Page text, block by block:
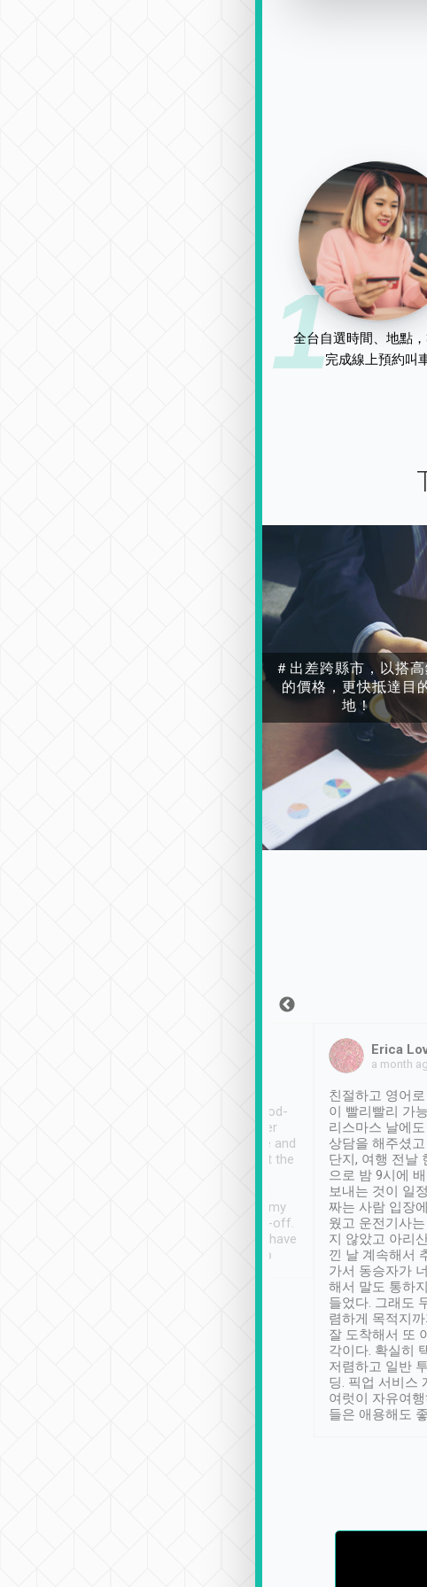
1
全台自選時間、地點
完成線上預約叫
＃出差跨縣市，以搭
的價格，更快抵達目
地！
service, vehicles in good-
condition and the driver
service was awesome and
thoughtful. Driver went the
have safely arrived at my
destination after drop-off.
Definitely something I have
not seen elsewhere 👍
Erica
a month
친절하고 영어
이 빨리빨리 가
리스마스 날에도
상담을 해주셨
단지, 여행 전날
으로 밤 9시에
보내는 것이 일
짜는 사람 입장
웠고 운전기사
지 않았고 아리
낀 날 계속해서
가서 동승자가
해서 말도 통하
들었다. 그래도
렴하게 목적지까
잘 도착해서 또
각이다. 확실히
저렴하고 일반
딩. 픽업 서비스
여럿이 자유여
들은 애용해도